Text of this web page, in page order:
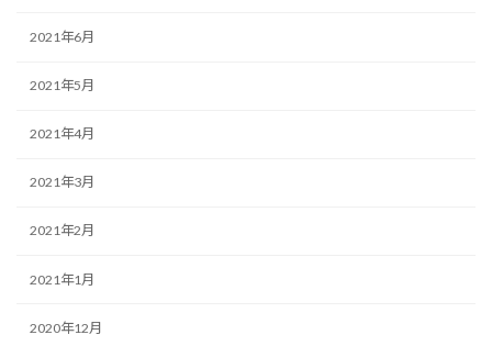
2021年6月
2021年5月
2021年4月
2021年3月
2021年2月
2021年1月
2020年12月